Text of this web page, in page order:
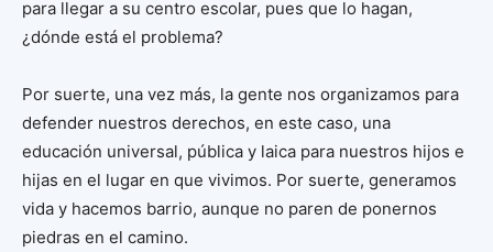
para llegar a su centro escolar, pues que lo hagan,
¿dónde está el problema?
Por suerte, una vez más, la gente nos organizamos para
defender nuestros derechos, en este caso, una
educación universal, pública y laica para nuestros hijos e
hijas en el lugar en que vivimos. Por suerte, generamos
vida y hacemos barrio, aunque no paren de ponernos
piedras en el camino.